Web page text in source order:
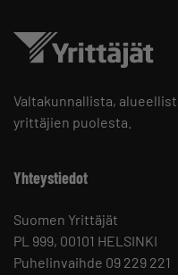
Valtakunnallista,
yrittäjien puolesta.
Yhteystiedot
Suomen Yrittäjät
PL 999, 00101 HELSINKI
Puhelinvaihde 09 229 221